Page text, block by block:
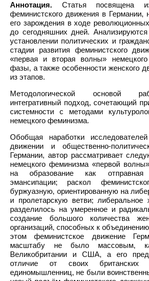
Аннотация. Статья посвящена
феминистского движения в Германии,
его зарождения в ходе
до сегодняшних дней.
установлении политических и
стадии развития феминистского
«первая и вторая волны»
фазы, а также особенности женского
из этапов.
Методологической основой
интегративный подход, сочетающий
системности с методами
немецкого феминизма.
Обобщая наработки
движении и общественно-
Германии, автор рассматривает
немецкого феминизма «первой
на образование как
эмансипации; раскол
буржуазную, ориентированную на
и пролетарскую ветви; либеральное
разделилось на умеренное и
создание большого количества
организаций, способных к
этом феминистское движение
масштабу не было массовым,
Великобритании и США, а его
отличие от своих британских
единомышленниц, не были